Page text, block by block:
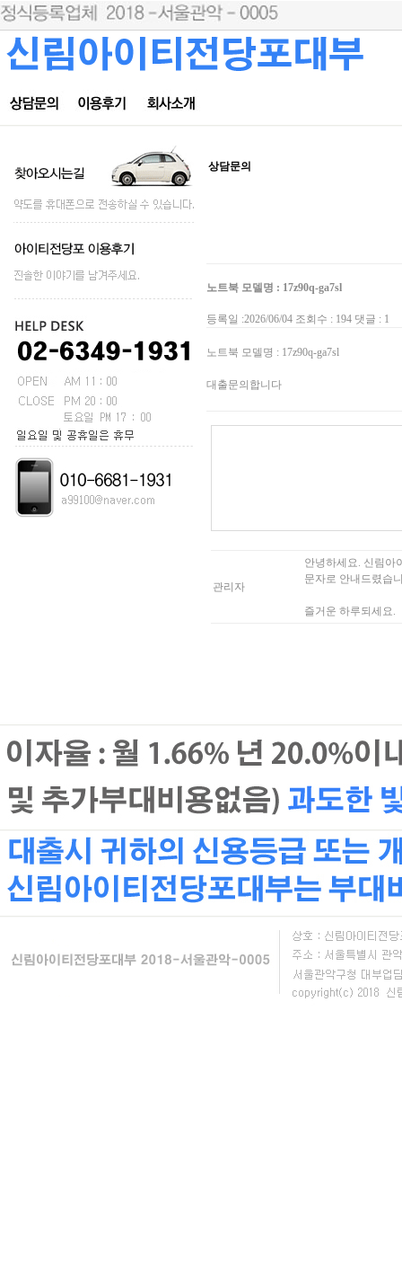
상담문의
노트북 모델명 : 17z90q-ga7sl
등록일 :2026/06/04 조회수 : 194 댓글 : 1
노트북 모델명 : 17z90q-ga7sl
대출문의합니다
관리자
안녕하세요. 신림아
문자로 안내드렸습
즐거운 하루되세요.